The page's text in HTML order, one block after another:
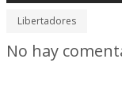
Libertadores
No hay